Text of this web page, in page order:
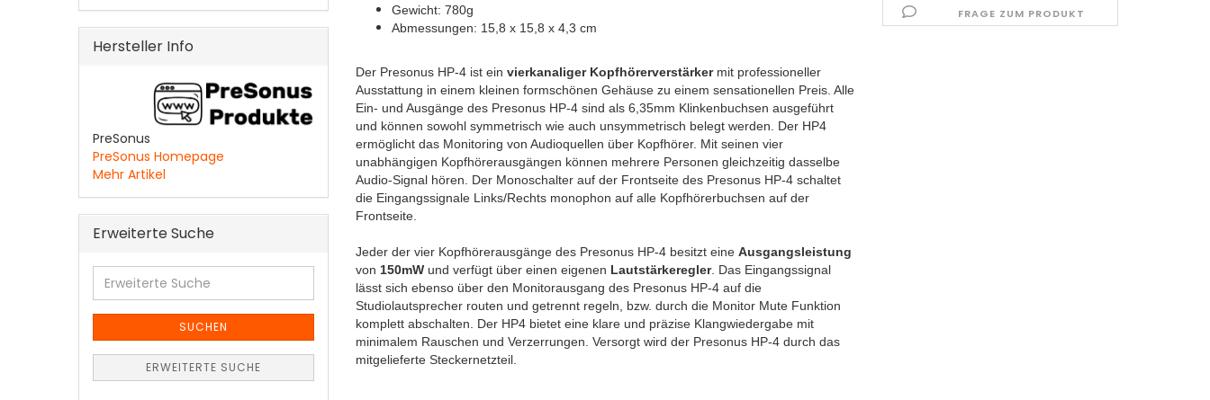
FRAGE ZUM PRODUKT
Gewicht: 780g
Abmessungen: 15,8 x 15,8 x 4,3 cm
Der Presonus HP-4 ist ein vierkanaliger Kopfhörerverstärkermit professioneller
Ausstattung in einem kleinen formschönen Gehäuse zu einem sensationellen Preis. Alle
Ein- und Ausgänge des Presonus HP-4 sind als 6,35mm Klinkenbuchsen ausgeführt
und können sowohl symmetrisch wie auch unsymmetrisch belegt werden. Der HP4
ermöglicht das Monitoring von Audioquellen über Kopfhörer. Mit seinen vier
unabhängigen Kopfhörerausgängen können mehrere Personen gleichzeitig dasselbe
Audio-Signal hören. Der Monoschalter auf der Frontseite des Presonus HP-4 schaltet
die Eingangssignale Links/Rechts monophon auf alle Kopfhörerbuchsen auf der
Frontseite.
Jeder der vier Kopfhörerausgänge des Presonus HP-4 besitzt eine Ausgangsleistung
von 150mWund verfügt über einen eigenen Lautstärkeregler. Das Eingangssignal
lässt sich ebenso über den Monitorausgang des Presonus HP-4 auf die
Studiolautsprecher routen und getrennt regeln, bzw. durch die Monitor Mute Funktion
komplett abschalten. Der HP4 bietet eine klare und präzise Klangwiedergabe mit
minimalem Rauschen und Verzerrungen. Versorgt wird der Presonus HP-4 durch das
mitgelieferte Steckernetzteil.
Hersteller Info
PreSonus
PreSonus Homepage
Mehr Artikel
Erweiterte Suche
Erweiterte
Suche
SUCHEN
ERWEITERTE SUCHE